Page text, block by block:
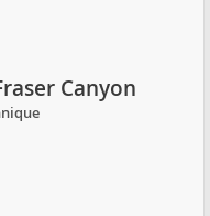
Canyon